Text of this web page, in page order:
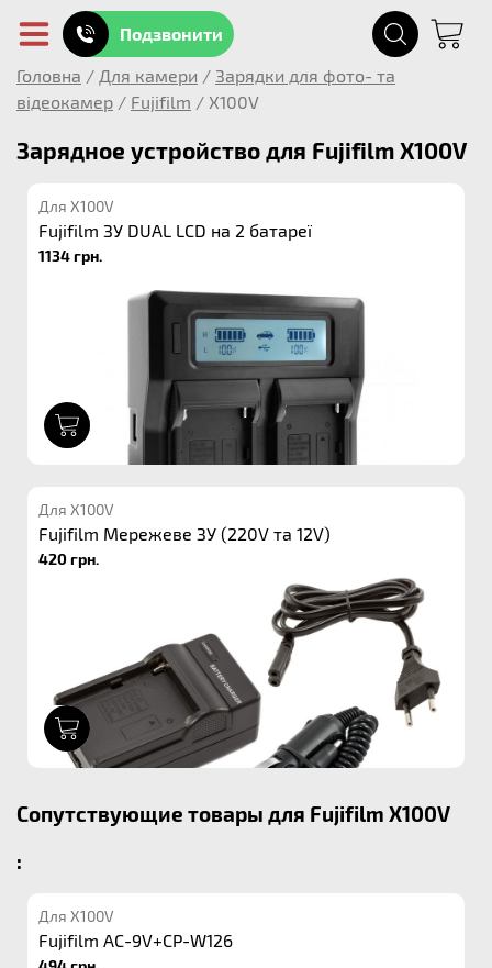
Подзвонити
Головна / Для камери / Зарядки для фото- та
відеокамер / Fujifilm / X100V
Зарядное устройство для Fujifilm X100V
Для X100V
Fujifilm ЗУ DUAL LCD на 2 батареї
1134 грн.
Для X100V
Fujifilm Мережеве ЗУ (220V та 12V)
420 грн.
Сопутствующие товары для Fujifilm X100V
:
Для X100V
Fujifilm AC-9V+CP-W126